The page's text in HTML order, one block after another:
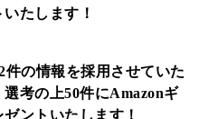
たします！
件の情報を採用させていた
選考の上50件にAmazonギ
ントいたします！